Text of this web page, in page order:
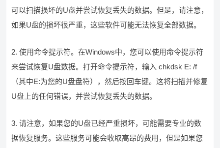
可以扫描损坏的U盘并尝试恢复丢失的数据。但是，请注意，
如果U盘的损坏很严重，这些软件可能无法恢复全部数据。
2. 使用命令提示符。在Windows中，您可以使用命令提示符
来尝试恢复U盘数据。打开命令提示符，输入 chkdsk E: /f
（其中E:为您的U盘盘符），然后按回车键。这将扫描并修复
U盘上的任何错误，并尝试恢复丢失的数据。
3. 请注意，如果您的U盘已经严重损坏，可能需要专业的数
据恢复服务。这些服务可能会收取高昂的费用，但是如果您